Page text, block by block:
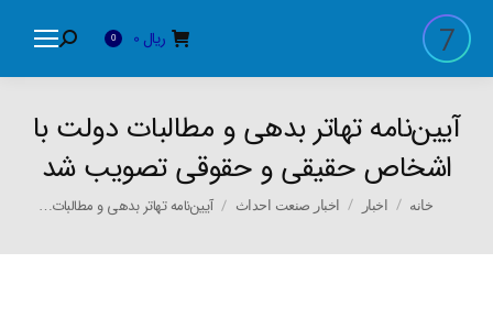
ریال 0
Search:
آیین‌نامه تهاتر بدهی و مطالبات دولت با
اشخاص حقیقی و حقوقی تصویب شد
You are here:
خانه اخبار اخبار صنعت احداث آیین‌نامه تهاتر بدهی و مطالبات…